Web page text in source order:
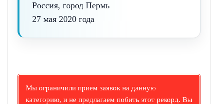
Россия, город Пермь
27 мая 2020 года
Мы ограничили прием заявок на данную
категорию, и не предлагаем побить этот рекорд. Вы